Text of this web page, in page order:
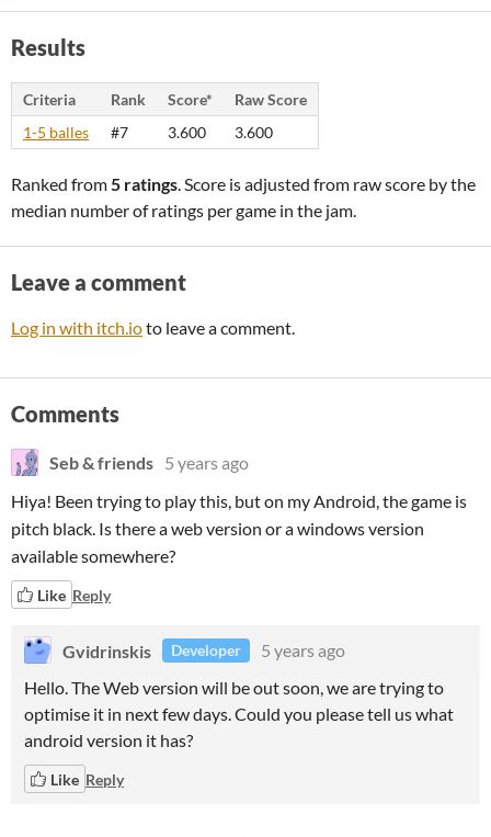
Results
Criteria Rank Score*
Raw Score
1-5 balles
#7 3.600 3.600
Ranked from5 ratings. Score is adjusted from raw score by the
median number of ratings per game in the jam.
Leave a comment
Log in with itch.ioto leave a comment.
Comments
Seb & friends 5 years ago
Hiya! Been trying to play this, but on my Android, the game is
pitch black. Is there a web version or a windows version
available somewhere?
Like Reply
Gvidrinskis Developer
5 years ago
Hello. The Web version will be out soon, we are trying to
optimise it in next few days. Could you please tell us what
android version it has?
Like Reply